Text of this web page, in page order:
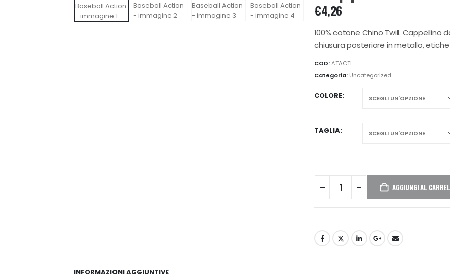
€4,26
100% cotone Chino Twill.
chiusura posteriore in metallo,
COD:ATACTI
Categoria: Uncategorized
COLORE
TAGLIA
AGGIUNGI AL
INFORMAZIONI AGGIUNTIVE